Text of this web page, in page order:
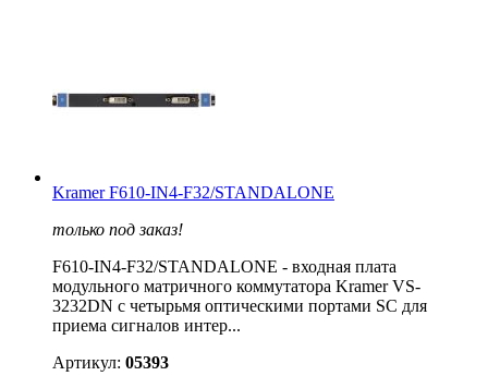
Kramer F610-IN4-F32/STANDALONE
только под заказ!
F610-IN4-F32/STANDALONE - входная плата
модульного матричного коммутатора Kramer VS-
3232DN с четырьмя оптическими портами SC для
приема сигналов интер...
Артикул: 05393